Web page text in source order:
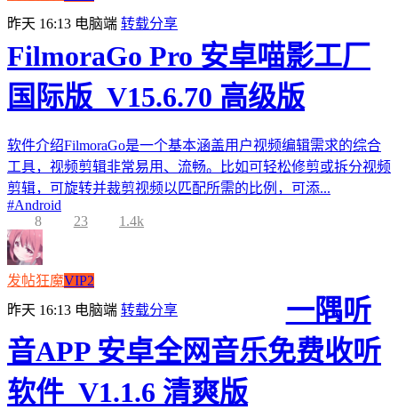
昨天 16:13 电脑端 转载分享
FilmoraGo Pro 安卓喵影工厂
国际版_V15.6.70 高级版
软件介绍FilmoraGo是一个基本涵盖用户视频编辑需求的综合
工具，视频剪辑非常易用、流畅。比如可轻松修剪或拆分视频
剪辑，可旋转并裁剪视频以匹配所需的比例，可添...
#Android
8
23 1.4k
发帖狂魔VIP2
昨天 16:13 电脑端 转载分享
一隅听
音APP 安卓全网音乐免费收听
软件_V1.1.6 清爽版